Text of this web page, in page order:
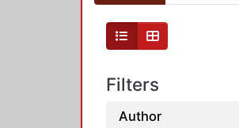
Filters
Author